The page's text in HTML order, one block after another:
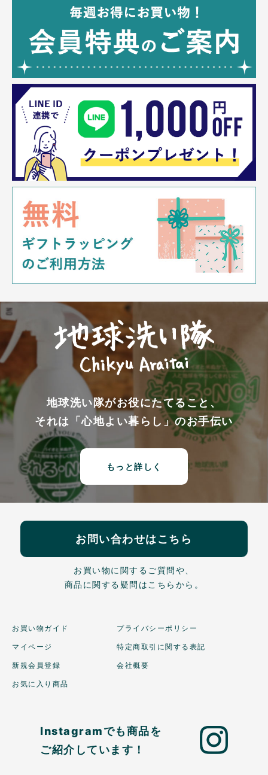
地球洗い隊がお役にたてること、
それは「心地よい暮らし」のお手伝い
もっと詳しく
お問い合わせはこちら
お買い物に関するご質問や、
商品に関する疑問はこちらから。
お買い物ガイド
マイページ
新規会員登録
お気に入り商品
プライバシーポリシー
特定商取引に関する表記
会社概要
Instagramでも商品を
ご紹介しています！